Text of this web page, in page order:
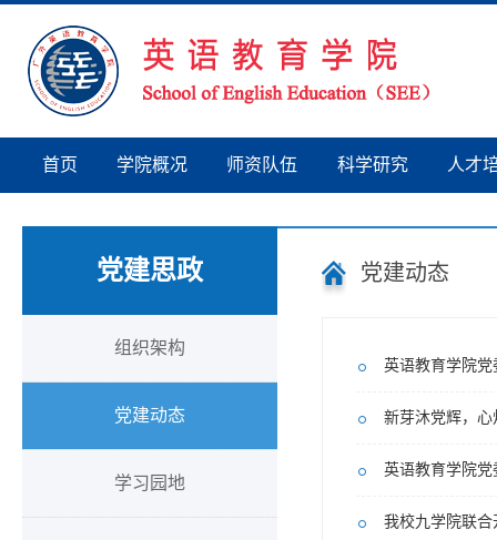
首页 学院概况 师资队伍 科学研究 人才
党建思政
组织架构
党建动态
学习园地
党建动态
英语教育学院
新芽沐党辉，
英语教育学院党
我校九学院联